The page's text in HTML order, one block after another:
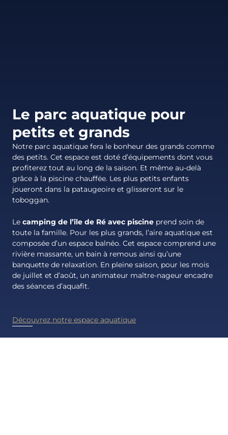
Le parc aquatique pour
petits et grands
Notre parc aquatique fera le bonheur des grands comme
des petits. Cet espace est doté d’équipements dont vous
profiterez tout au long de la saison. Et même au-delà
grâce à la piscine chauffée. Les plus petits enfants
joueront dans la pataugeoire et glisseront sur le
toboggan.
Le camping de l’île de Ré avec piscine prend soin de
toute la famille. Pour les plus grands, l’aire aquatique est
composée d’un espace balnéo. Cet espace comprend une
rivière massante, un bain à remous ainsi qu’une
banquette de relaxation. En pleine saison, pour les mois
de juillet et d’août, un animateur maître-nageur encadre
des séances d’aquafit.
Découvrez notre espace aquatique